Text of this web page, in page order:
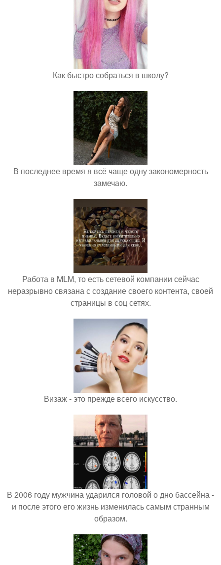
Как быстро собраться в школу?
В последнее время я всё чаще одну закономерность
замечаю.
Работа в MLM, то есть сетевой компании сейчас
неразрывно связана с создание своего контента, своей
страницы в соц сетях.
Визаж - это прежде всего искусство.
В 2006 году мужчина ударился головой о дно бассейна -
и после этого его жизнь изменилась самым странным
образом.